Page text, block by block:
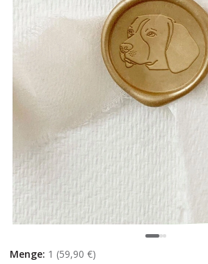
Menge: 1 (59,90 €)